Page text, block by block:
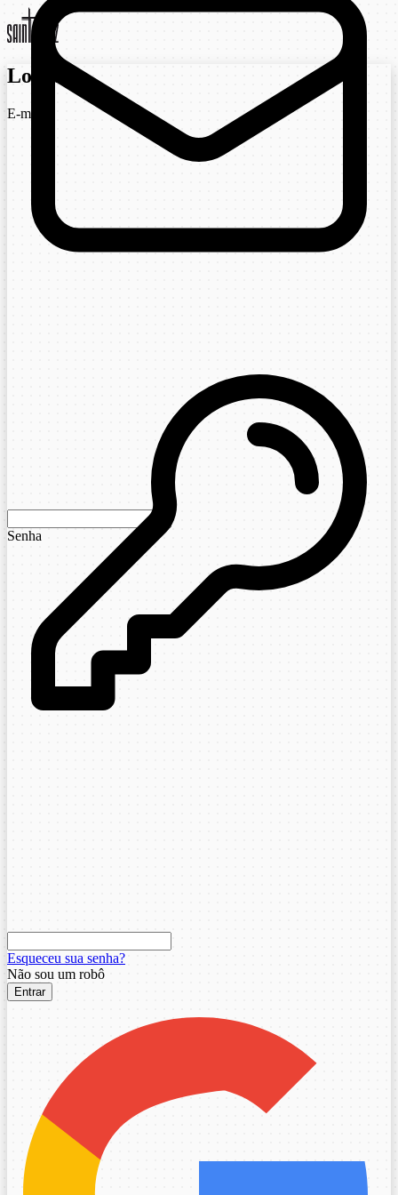
Login
E-mail
Senha
Esqueceu sua senha?
Não sou um robô
Entrar